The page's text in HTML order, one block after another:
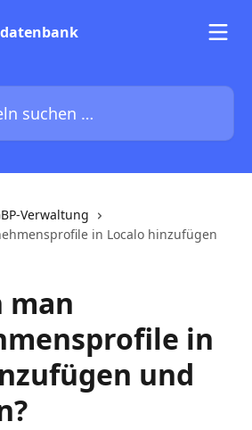
…
Verwaltung
in Localo hinzufügen
man
in
und